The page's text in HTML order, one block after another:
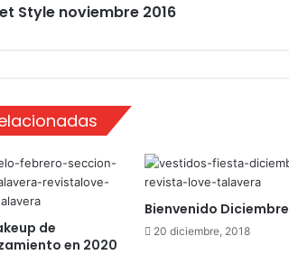
Style noviembre 2016
r
i
m
de
en 2020
Bienvenido Diciembre
20 diciembre, 2018